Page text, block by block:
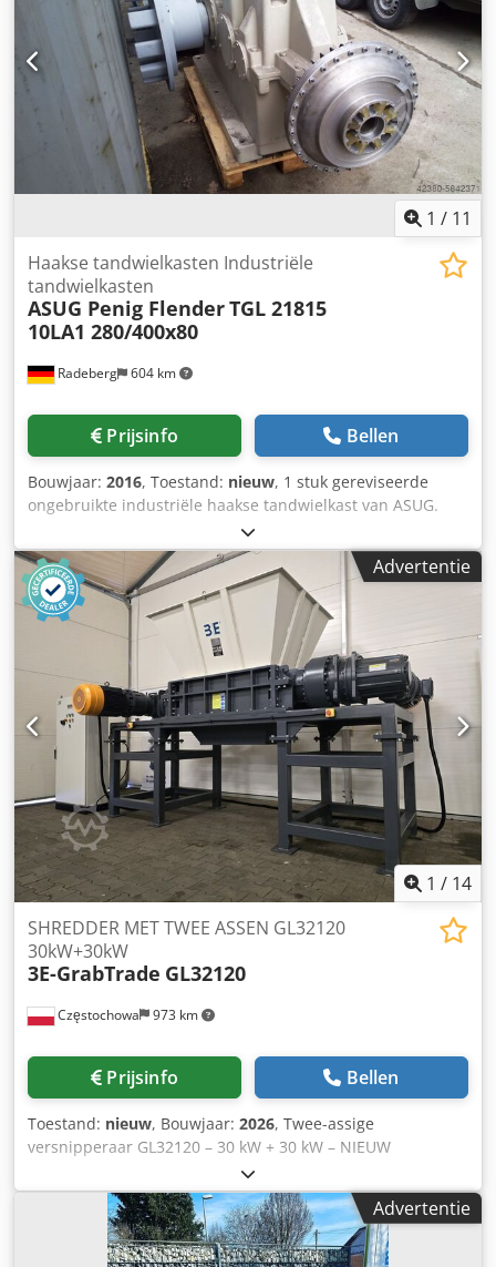
1 / 11
Radeberg 604 km
Haakse tandwielkasten Industriële
tandwielkasten
ASUG Penig FlenderTGL 21815
10LA1 280/400x80
Prijsinfo Bellen
Bouwjaar: 2016, Toestand: nieuw, 1 stuk gereviseerde
ongebruikte industriële haakse tandwielkast van ASUG.
TGL 21815 Alle onderdelen van de tandwielkast zijn
vernieuwd, behalve de behuizing !!! Klauwkoppeling: 800
mm (slechts één helft beschikbaar) Maximum koppel:
27.829 Nm Overbrengingsverhouding: i= 1:80 max.
vermogen: 51 kW olievulling: 170 kg Snelheid: n1= 1400
Snelheid: n2= 17,5 gewicht: 1450 Kg Diameter as d1: 65
mm Diameter as d2: 160 mm Hoogte as h1: 500 mm Totale
hoogte h2: 925 mm Cjdogwlrdspfx Agqsrf Lengte vanaf de
basis: 1170 mm !! Versnellingsbak heeft geen oliekoeler !
Advertentie
1 / 14
Częstochowa 973 km
SHREDDER MET TWEE ASSEN GL32120
30kW+30kW
3E-GrabTrade GL32120
Prijsinfo Bellen
Toestand: nieuw, Bouwjaar: 2026, Twee-assige
versnipperaar GL32120 – 30 kW + 30 kW – NIEUW
VERSNIPPERAAR, UITGERUST MET HYDRAULISCHE DRUK
(RAADPLEEG DE BIHANGE TECHNISCHE TEKENING VAN DE
MACHINE) GrabTrade is al vele jaren gespecialiseerd in de
verkoop van machines en complete technologische
Advertentie